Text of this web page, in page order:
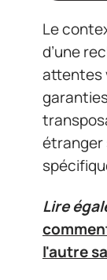
Le
d’une
attentes
étranger
Lire
l'autre